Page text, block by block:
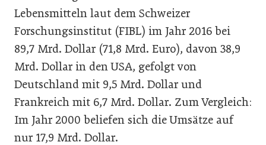
Lebensmitteln laut dem Schweizer
Forschungsinstitut (FIBL) im Jahr 2016 bei
89,7 Mrd. Dollar (71,8 Mrd. Euro), davon 38,9
Mrd. Dollar in den USA, gefolgt von
Deutschland mit 9,5 Mrd. Dollar und
Frankreich mit 6,7 Mrd. Dollar. Zum Vergleich:
Im Jahr 2000 beliefen sich die Umsätze auf
nur 17,9 Mrd. Dollar.